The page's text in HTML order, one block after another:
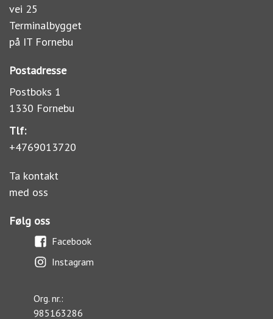
vei 25
Terminalbygget
på IT Fornebu
Postadresse
Postboks 1
1330 Fornebu
Tlf:
+4769013720
Ta kontakt
med oss
Følg oss
Facebook
Instagram
Org. nr.:
985163286